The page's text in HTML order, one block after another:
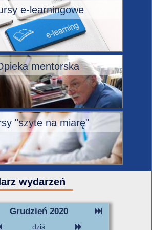
e-learningowe
mentorska
"szyte na miarę"
wydarzeń
Grudzień 2020
dziś